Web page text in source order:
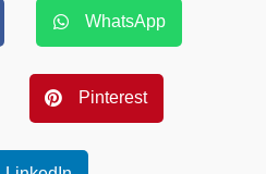
WhatsApp
Pinterest